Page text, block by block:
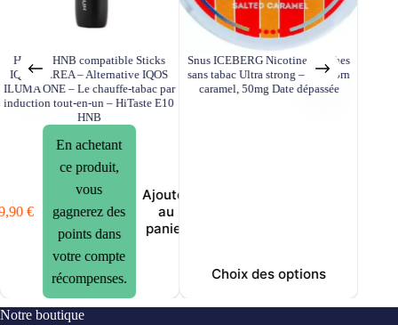
HiTaste HNB compatible Sticks
IQOS TEREA – Alternative IQOS
ILUMA ONE – Le chauffe-tabac par
induction tout-en-un – HiTaste E10
HNB
€
En achetant
ce produit,
vous
gagnerez des
points dans
votre compte
récompenses.
Ajouter
au
panier
Snus ICEBERG Nicotine pouches
sans tabac Ultra strong – Pop corn
caramel, 50mg Date dépassée
Choix des options
Notre boutique